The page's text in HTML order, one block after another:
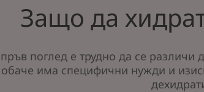
Защо да
поглед е трудно да се различи
обаче има специфични нужди и